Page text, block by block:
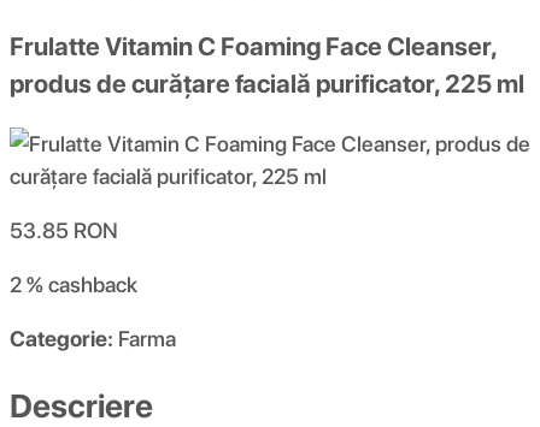
Frulatte Vitamin C Foaming Face Cleanser,
produs de curățare facială purificator, 225 ml
53.85 RON
2 %cashback
Categorie: Farma
Descriere